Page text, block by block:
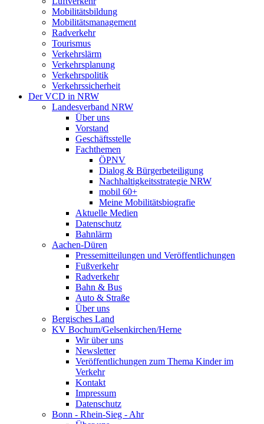
Mobilitätsbildung
Mobilitätsmanagement
Radverkehr
Tourismus
Verkehrslärm
Verkehrsplanung
Verkehrspolitik
Verkehrssicherheit
Der VCD in NRW
Landesverband NRW
Über uns
Vorstand
Geschäftsstelle
Fachthemen
ÖPNV
Dialog & Bürgerbeteiligung
Nachhaltigkeitsstrategie NRW
mobil 60+
Meine Mobilitätsbiografie
Aktuelle Medien
Datenschutz
Bahnlärm
Aachen-Düren
Pressemitteilungen und Veröffentlichungen
Fußverkehr
Radverkehr
Bahn & Bus
Auto & Straße
Über uns
Bergisches Land
KV Bochum/Gelsenkirchen/Herne
Wir über uns
Newsletter
Veröffentlichungen zum Thema Kinder im
Verkehr
Kontakt
Impressum
Datenschutz
Bonn - Rhein-Sieg - Ahr